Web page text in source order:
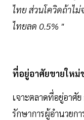
ไทย ส่วนโควิดถ้าไ
ไทยลด 0.5% "
ที่อยู่อาศัยขายใหม่
เจาะตลาดที่อยู่อาศั
รักษาการผู้อำนวยก